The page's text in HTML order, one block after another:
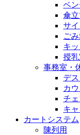
ベ
傘立
サ
ご
キ
授
事務室・
デ
カ
チ
キ
カートシステム
陳列用